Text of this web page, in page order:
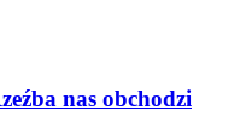
nas obchodzi